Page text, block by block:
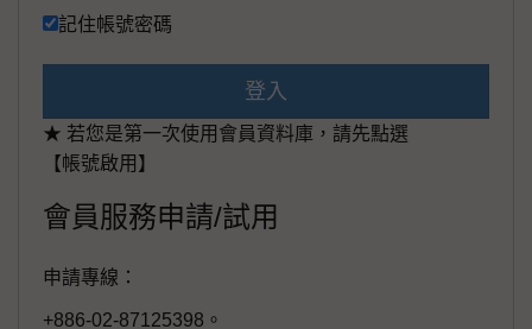
記住帳號密碼
登入
★ 若您是第一次使用會員資料庫，請先點選
【帳號啟用】
會員服務申請/試用
申請專線：
+886-02-87125398。